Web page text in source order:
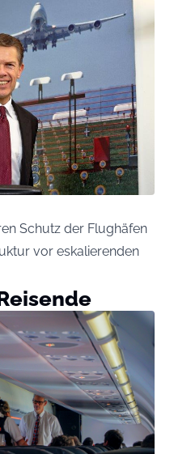
Schutz der Flughäfen
vor eskalierenden